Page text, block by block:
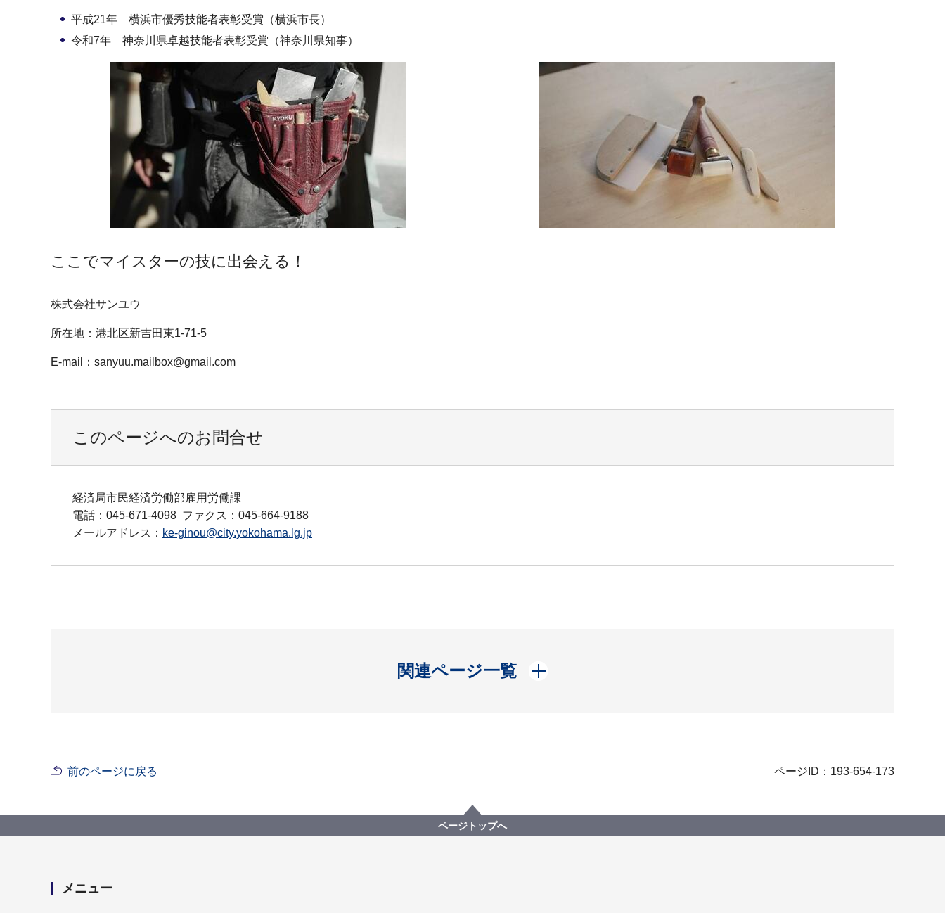
平成21年 横浜市優秀技能者表彰受賞（横浜市長）
令和7年 神奈川県卓越技能者表彰受賞（神奈川県知事）
ここでマイスターの技に出会える！
株式会社サンユウ
所在地：港北区新吉田東1-71-5
E-mail：sanyuu.mailbox@gmail.com
このページへのお問合せ
経済局市民経済労働部雇用労働課
電話：045-671-4098 ファクス：045-664-9188
メールアドレス： ke-ginou@city.yokohama.lg.jp
関連ページ一覧
開く
前のページに戻る ページID：193-654-173
ページトップへ
メニュー